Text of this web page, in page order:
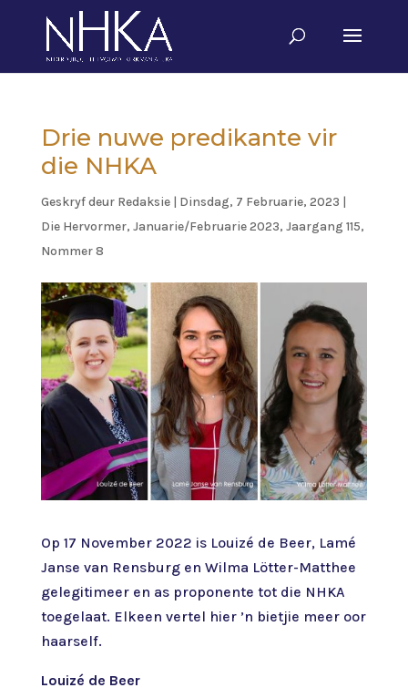
Drie nuwe predikante vir
die NHKA
Geskryf deur Redaksie| Dinsdag, 7 Februarie, 2023 |
Die Hervormer, Januarie/Februarie 2023, Jaargang 115,
Nommer 8
Op 17 November 2022 is Louizé de Beer, Lamé
Janse van Rensburg en Wilma Lötter-Matthee
gelegitimeer en as proponente tot die NHKA
toegelaat. Elkeen vertel hier ’n bietjie meer oor
haarself.
Louizé de Beer